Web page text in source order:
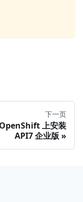
下一页
上安装
API7 企业版